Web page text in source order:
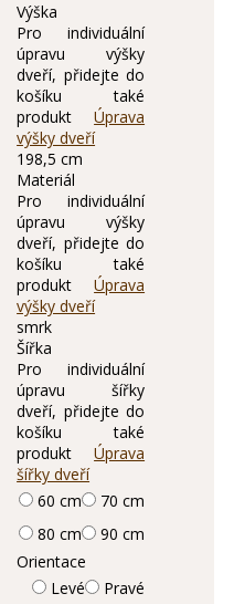
Výška
Pro individuální
úpravu výšky
dveří, přidejte do
košíku také
produktÚprava
výšky dveří
198,5 cm
Materiál
Pro individuální
úpravu výšky
dveří, přidejte do
košíku také
produktÚprava
výšky dveří
smrk
Šířka
Pro individuální
úpravu šířky
dveří, přidejte do
košíku také
produktÚprava
šířky dveří
60 cm
70 cm
80 cm
90 cm
Orientace
Levé
Pravé